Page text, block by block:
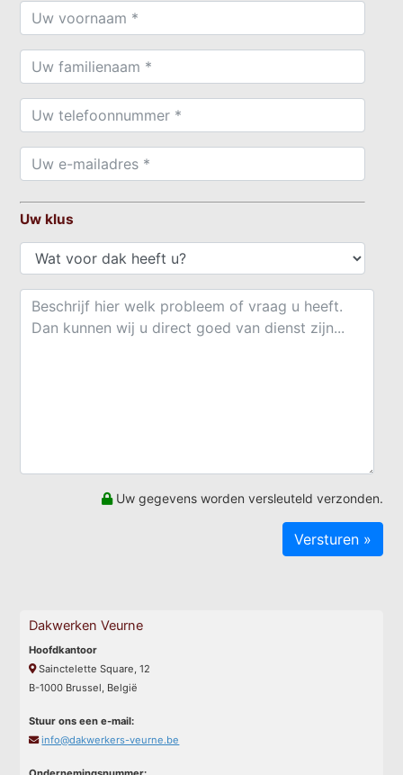
Uw klus
Uw gegevens worden versleuteld verzonden.
Dakwerken Veurne
Hoofdkantoor
Sainctelette Square, 12
B-1000 Brussel, België
Stuur ons een e-mail:
info@dakwerkers-veurne.be